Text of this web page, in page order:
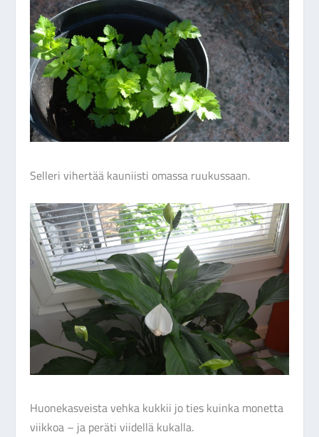
Selleri vihertää kauniisti omassa ruukussaan.
Huonekasveista vehka kukkii jo ties kuinka monetta
viikkoa – ja peräti viidellä kukalla.